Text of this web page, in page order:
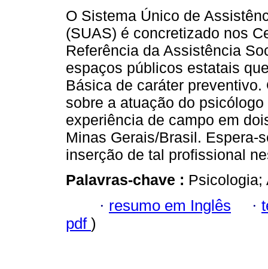
O Sistema Único de
(SUAS) é concretizado nos
Referência da Assistência
espaços públicos estatais
Básica de caráter
sobre a atuação do
experiência de campo em
Minas Gerais/Brasil. Espera-
inserção de tal profissional
Palavras-chave : Psicologia;
· resumo em Inglês ·
pdf )